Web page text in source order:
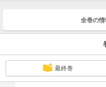
全巻の情
最終巻